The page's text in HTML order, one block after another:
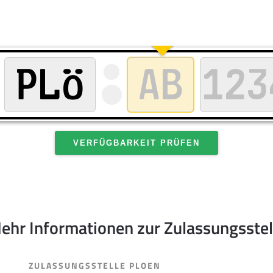
VERFÜGBARKEIT PRÜFEN
Informationen zur
ZULASSUNGSSTELLE PLOEN